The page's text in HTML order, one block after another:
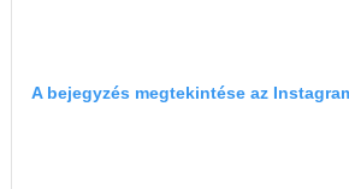
A bejegyzés megtekintése az